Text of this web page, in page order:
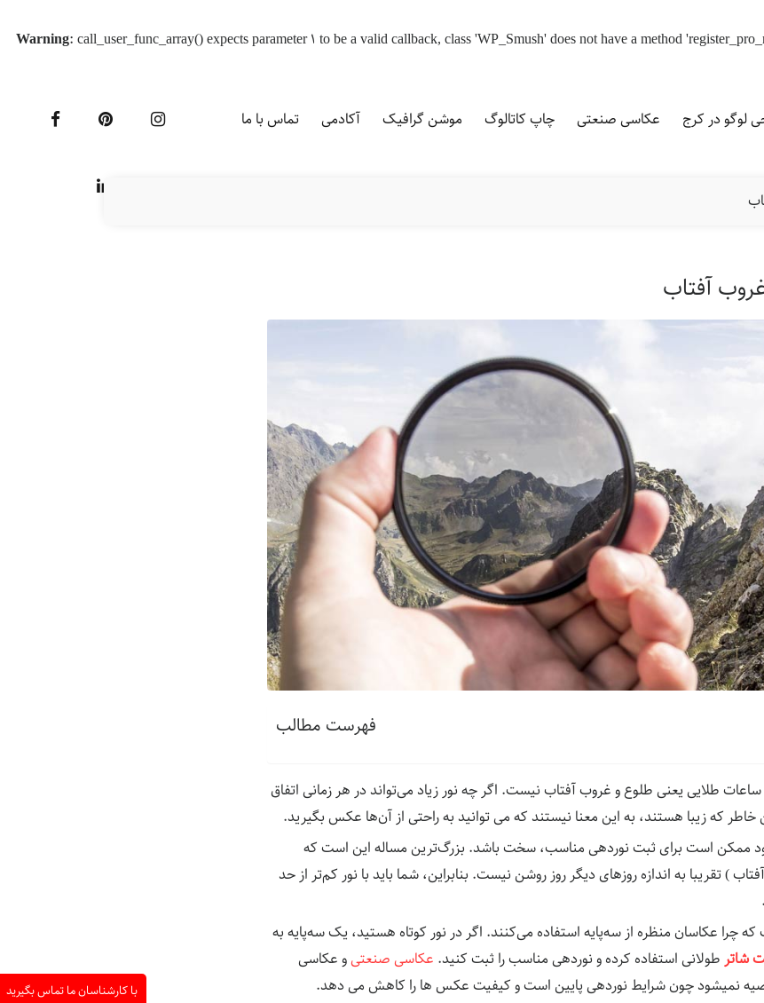
Warning: call_user_func_array() expects parameter 1 to be a valid callback, class 'WP_Smush' does not have a method
لوگو در کرج عکاسی صنعتی چاپ کاتالوگ موشن گرافیک آکادمی تماس با ما
آفتاب
فهرست مطالب
طلایی یعنی طلوع و غروب آفتاب نیست. اگر چه نور زیاد می‌تواند در هر زمانی اتفاق
خاطر که زیبا هستند، به این معنا نیستند که می توانید به راحتی از آن‌ها عکس بگیرید.
ممکن است برای ثبت نوردهی مناسب، سخت باشد. بزرگ‌ترین مساله این است که
) تقریبا به اندازه روزهای دیگر روز روشن نیست. بنابراین، شما باید با نور کم‌تر از حد
چرا عکاسان منظره از سه‌پایه استفاده می‌کنند. اگر در نور کوتاه هستید، یک سه‌پایه به
شاترطولانی استفاده کرده و نوردهی مناسب را ثبت کنید. عکاسی صنعتیو عکاسی
توصیه نمیشود چون شرایط نوردهی پایین است و کیفیت عکس ها را کاهش می دهد.
با کارشناسان ما تماس بگیرید